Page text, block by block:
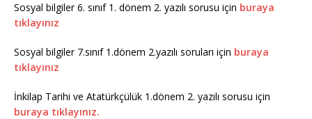
Sosyal bilgiler 6. sınıf 1. dönem 2. yazılı sorusu için buraya
tıklayınız
Sosyal bilgiler 7.sınıf 1.dönem 2.yazılı soruları için buraya
tıklayınız
İnkilap Tarihi ve Atatürkçülük 1.dönem 2. yazılı sorusu için
buraya tıklayınız.